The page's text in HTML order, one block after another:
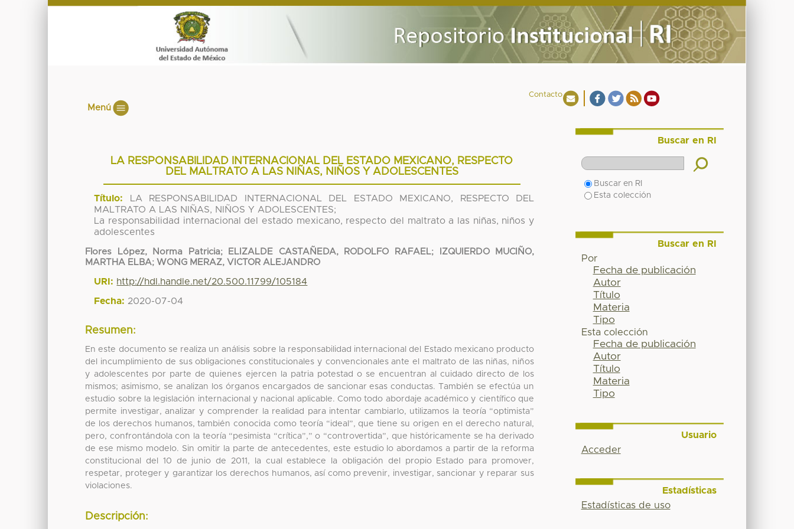
Contacto
Menú
LA RESPONSABILIDAD INTERNACIONAL DEL ESTADO MEXICANO, RESPECTO
DEL MALTRATO A LAS NIÑAS, NIÑOS Y ADOLESCENTES
Título:
LA RESPONSABILIDAD INTERNACIONAL DEL ESTADO MEXICANO, RESPECTO DEL
MALTRATO A LAS NIÑAS, NIÑOS Y ADOLESCENTES;
La responsabilidad internacional del estado mexicano, respecto del maltrato a las niñas, niños y
adolescentes
Flores López, Norma Patricia; ELIZALDE CASTAÑEDA, RODOLFO RAFAEL;
IZQUIERDO MUCIÑO,
MARTHA ELBA; WONG MERAZ, VICTOR ALEJANDRO
URI: http://hdl.handle.net/20.500.11799/105184
Fecha: 2020-07-04
Resumen:
En este documento se realiza un análisis sobre la responsabilidad internacional del Estado mexicano producto
del incumplimiento de sus obligaciones constitucionales y convencionales ante el maltrato de las niñas, niños
y adolescentes por parte de quienes ejercen la patria potestad o se encuentran al cuidado directo de los
mismos; asimismo, se analizan los órganos encargados de sancionar esas conductas. También se efectúa un
estudio sobre la legislación internacional y nacional aplicable. Como todo abordaje académico y científico que
permite investigar, analizar y comprender la realidad para intentar cambiarlo, utilizamos la teoría “optimista”
de los derechos humanos, también conocida como teoría “ideal”, que tiene su origen en el derecho natural,
pero, confrontándola con la teoría “pesimista “crítica”,” o “controvertida”, que históricamente se ha derivado
de ese mismo modelo. Sin omitir la parte de antecedentes, este estudio lo abordamos a partir de la reforma
constitucional del 10 de junio de 2011, la cual establece la obligación del propio Estado para promover,
respetar, proteger y garantizar los derechos humanos, así como prevenir, investigar, sancionar y reparar sus
violaciones.
Descripción:
Buscar en RI
Buscar en RI
Esta colección
Buscar en RI
Por
Fecha de publicación
Autor
Título
Materia
Tipo
Esta colección
Fecha de publicación
Autor
Título
Materia
Tipo
Usuario
Acceder
Estadísticas
Estadísticas de uso